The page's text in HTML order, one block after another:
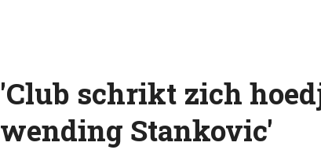
'Club schrikt zich
wending Stankovic'